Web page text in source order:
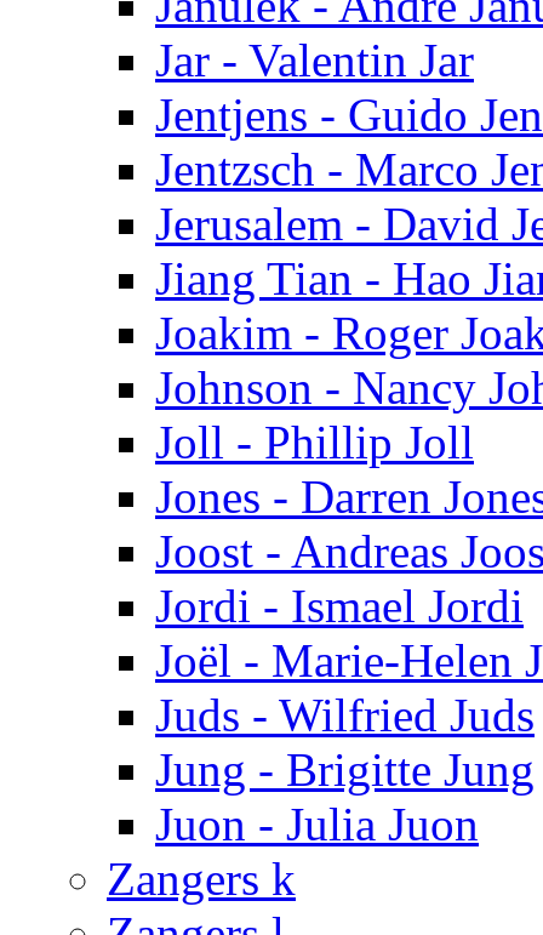
Jar - Valentin Jar
Jentjens - Guido
Jentzsch - Marco
Jerusalem - David
Jiang Tian - Hao
Joakim - Roger
Johnson - Nancy
Joll - Phillip Joll
Jones - Darren
Joost - Andreas
Jordi - Ismael Jordi
Joël - Marie-Helen
Juds - Wilfried Juds
Jung - Brigitte Jung
Juon - Julia Juon
Zangers k